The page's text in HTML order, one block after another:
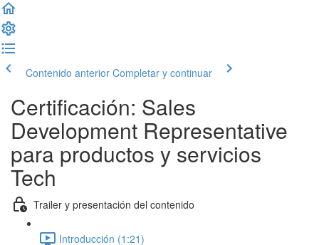
Contenido anterior Completar y continuar
Certificación: Sales
Development Representative
para productos y servicios
Tech
Trailer y presentación del contenido
Introducción (1:21)